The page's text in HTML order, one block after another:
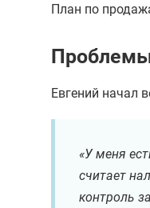
План по
Евгений начал
«У меня
считает
контроль